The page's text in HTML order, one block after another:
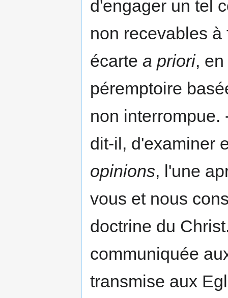
d'engager un tel
non recevables
écarte a priori,
péremptoire
non interrompue.
dit-il, d'examiner
opinions, l'une
vous et nous
doctrine du
communiquée
transmise aux